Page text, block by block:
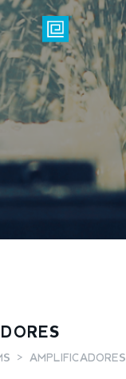
AMPLIFICADORES